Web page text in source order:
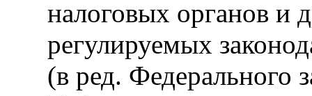
налоговых органов и
регулируемых
(в ред. Федерального